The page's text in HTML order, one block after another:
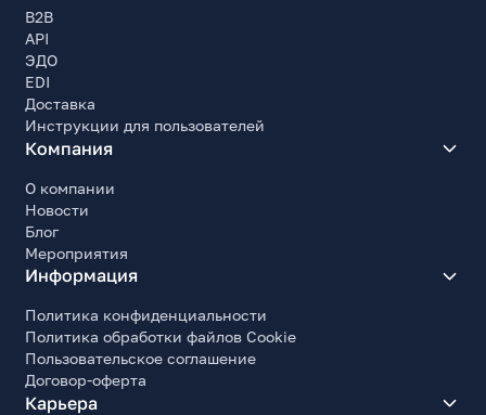
B2B
API
ЭДО
EDI
Доставка
Инструкции для пользователей
Компания
О компании
Новости
Блог
Мероприятия
Информация
Политика конфиденциальности
Политика обработки файлов Cookie
Пользовательское соглашение
Договор-оферта
Карьера